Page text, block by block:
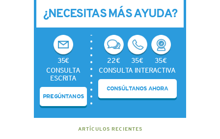
¿NECESITAS MÁS AYUDA?
35€
CONSULTA
ESCRITA
PREGÚNTANOS
22€ 35€
35€
CONSULTA INTERACTIVA
CONSÚLTANOS AHORA
ARTÍCULOS RECIENTES